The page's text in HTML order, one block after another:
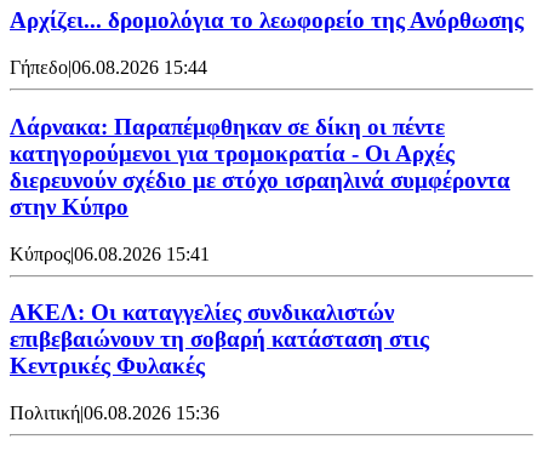
Αρχίζει... δρομολόγια το λεωφορείο της Ανόρθωσης
Γήπεδο|06.08.2026 15:44
Λάρνακα: Παραπέμφθηκαν σε δίκη οι πέντε
κατηγορούμενοι για τρομοκρατία - Οι Αρχές
διερευνούν σχέδιο με στόχο ισραηλινά συμφέροντα
στην Κύπρο
Κύπρος|06.08.2026 15:41
ΑΚΕΛ: Οι καταγγελίες συνδικαλιστών
επιβεβαιώνουν τη σοβαρή κατάσταση στις
Κεντρικές Φυλακές
Πολιτική|06.08.2026 15:36